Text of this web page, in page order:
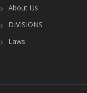
About Us
DIVISIONS
Laws